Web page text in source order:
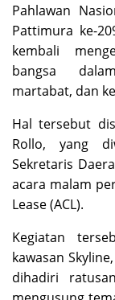
Pahlawan
Pattimura ke-
kembali
bangsa
martabat, dan
Hal tersebut
Rollo, yang
Sekretaris
acara malam
Lease (ACL).
Kegiatan
kawasan
dihadiri